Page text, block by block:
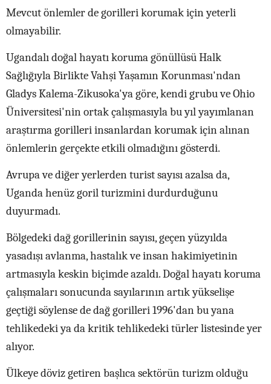
Mevcut önlemler de gorilleri korumak için yeterli
olmayabilir.
Ugandalı doğal hayatı koruma gönüllüsü Halk
Sağlığıyla Birlikte Vahşi Yaşamın Korunması'ndan
Gladys Kalema-Zikusoka'ya göre, kendi grubu ve Ohio
Üniversitesi'nin ortak çalışmasıyla bu yıl yayımlanan
araştırma gorilleri insanlardan korumak için alınan
önlemlerin gerçekte etkili olmadığını gösterdi.
Avrupa ve diğer yerlerden turist sayısı azalsa da,
Uganda henüz goril turizmini durdurduğunu
duyurmadı.
Bölgedeki dağ gorillerinin sayısı, geçen yüzyılda
yasadışı avlanma, hastalık ve insan hakimiyetinin
artmasıyla keskin biçimde azaldı. Doğal hayatı koruma
çalışmaları sonucunda sayılarının artık yükselişe
geçtiği söylense de dağ gorilleri 1996'dan bu yana
tehlikedeki ya da kritik tehlikedeki türler listesinde yer
alıyor.
Ülkeye döviz getiren başlıca sektörün turizm olduğu